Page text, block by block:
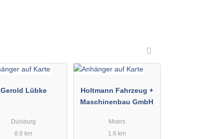
Gerold Lübke
Duisburg
8.6 km
Holtmann Fahrzeug +
Maschinenbau GmbH
Moers
1.6 km